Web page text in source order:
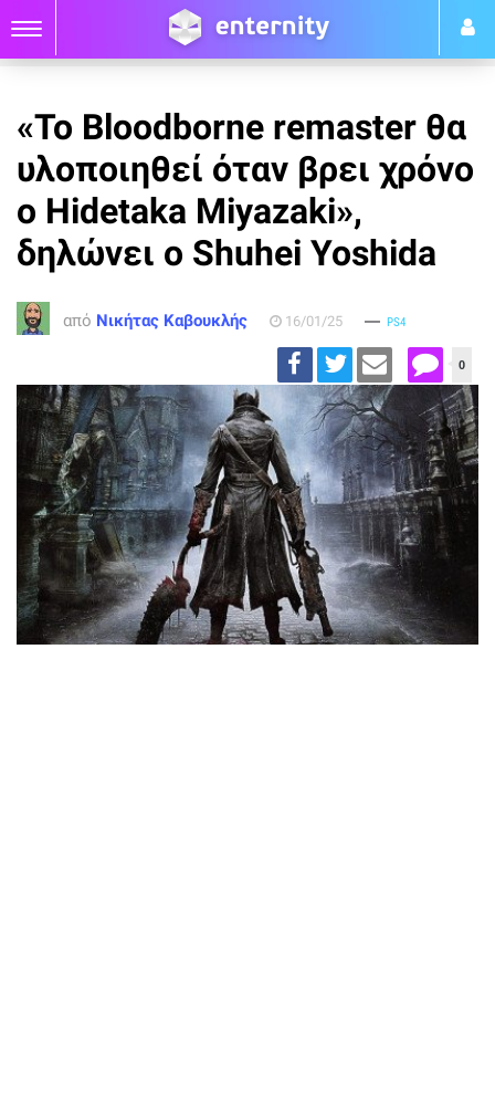
«Το Bloodborne remaster θα
υλοποιηθεί όταν βρει χρόνο
ο Hidetaka Miyazaki»,
δηλώνει ο Shuhei Yoshida
από Νικήτας Καβουκλής 16/01/25 PS4
0